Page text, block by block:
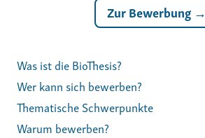
Zur Bewerbung →
Was ist die BioThesis?
Wer kann sich bewerben?
Thematische Schwerpunkte
Warum bewerben?